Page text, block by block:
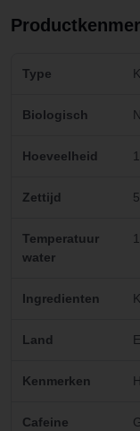
Type
Biologisch
Hoeveelheid
Zettijd
Temperatuur
water
Ingredienten
Land
Kenmerken
Cafeine